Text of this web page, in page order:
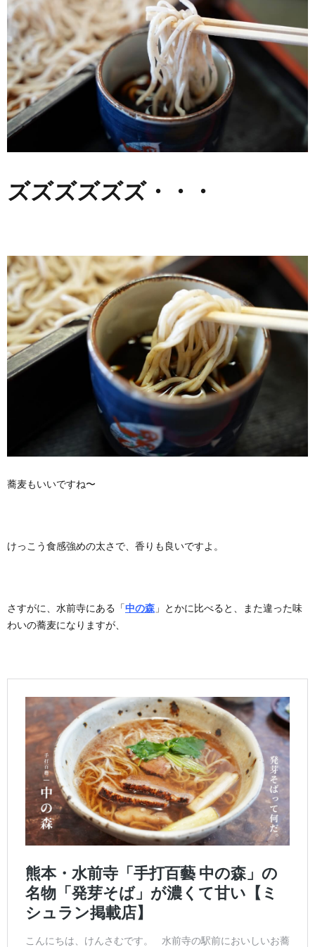
ズズズズズズ・・・
蕎麦もいいですね〜
けっこう食感強めの太さで、香りも良いですよ。
さすがに、水前寺にある「中の森 」とかに比べると、また違った味
わいの蕎麦になりますが、